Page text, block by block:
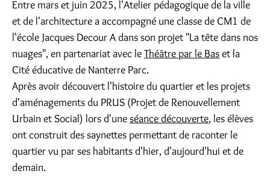
Entre mars et juin 2025, l'Atelier pédagogique de la ville
et de l'architecture a accompagné une classe de CM1 de
l'école Jacques Decour A dans son projet "La tête dans nos
nuages", en partenariat avec leThéâtre par le Baset la
Cité éducative de Nanterre Parc.
Après avoir découvert l'histoire du quartier et les projets
d'aménagements du PRUS (Projet de Renouvellement
Urbain et Social) lors d'uneséance découverte, les élèves
ont construit des saynettes permettant de raconter le
quartier vu par ses habitants d'hier, d'aujourd'hui et de
demain.